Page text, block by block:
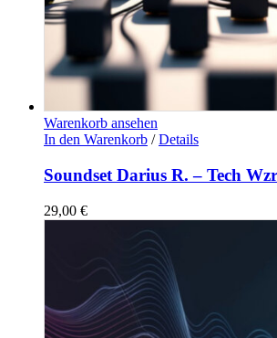
Warenkorb ansehen
In den Warenkorb / Details
Soundset Darius R. – Tech
29,00 €